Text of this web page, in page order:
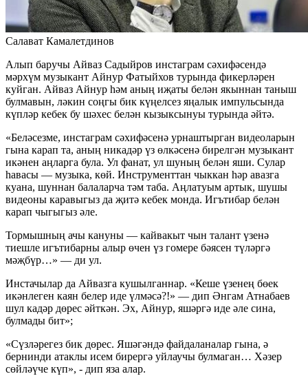
Салават Камалетдинов
Алып баручы Айваз Садыйров инстаграм сәхифәсендә
мәрхүм музыкант Айнур Фатыйхов турында фикерләрен
куйган. Айваз Айнур һәм аның иҗаты белән якыннан таныш
булмавын, ләкин соңгы бик күңелсез яңалык импульсында
күпләр кебек бу шәхес белән кызыксынуы турында әйтә.
«Беләсезме, инстаграм сәхифәсенә урнаштырган видеоларын
гына карап та, аның никадәр үз өлкәсенә бирелгән музыкант
икәнен аңларга була. Ул фанат, ул шуның белән яши. Сулар
һавасы — музыка, көй. Инструменттан чыккан һәр авазга
куана, шуннан балаларча тәм таба. Аңлатуым артык, шушы
видеоны каравыгыз да җитә кебек монда. Игътибар белән
карап чыгыгыз әле.
Тормышның ачы кануны — кайвакыт чын талант үзенә
тиешле игътибарны алыр өчен үз гомере бәясен түләргә
мәҗбүр…» — ди ул.
Инстачылар да Айвазга кушылганнар. «Кеше үзенең бөек
икәнлеген каян белер иде үлмәсә?!» — дип Әнгам Атнабаев
шул кадәр дөрес әйткән. Эх, Айнур, яшәргә иде әле сина,
булмады бит»;
«Сүзләрегез бик дөрес. Яшәгәндә файдаланалар гына, ә
бернинди атаклы исем бирергә уйлаучы булмаган… Хәзер
сөйләүче күп», - дип яза алар.